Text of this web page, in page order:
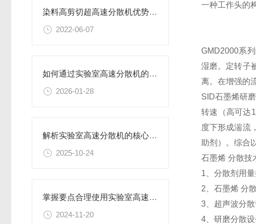
染料高剪切超高速分散机优势体现在哪些方面？
2022-06-07
如何通过实验室高速分散机的工艺参数优化提升产品分散细度与稳定性
2026-01-28
解析实验室高速分散机的核心构造及原理
2025-10-24
掌握要点合理使用实验室高速分散机
2024-11-20
一种工作头的
GMD2000系
湿磨。定转子
离。在增强的
SID石墨烯研
转速（高可达
度下形成湍流
助剂）。综合
石墨烯 分散技
1、分散剂用
2、石墨烯 分
3、超声波分
4、研磨分散